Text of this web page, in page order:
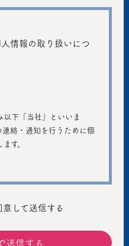
情報の取り扱いにつ
以下「当社」といいま
絡・通知を行うために個
す。
護に関する法律および管
とし、不正アクセス、不
して送信する